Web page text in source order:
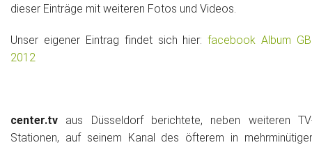
dieser Einträge mit weiteren Fotos und Videos.
Unser eigener Eintrag findet sich hier:facebook Album
2012
center.tv aus Düsseldorf berichtete, neben weiteren
Stationen, auf seinem Kanal des öfterem in